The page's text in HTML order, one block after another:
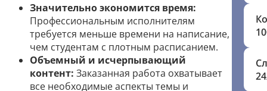
Значительно экономится время:
Профессиональным исполнителям
требуется меньше времени на написание,
чем студентам с плотным расписанием.
Объемный и исчерпывающий
контент: Заказанная работа охватывает
все необходимые аспекты темы и